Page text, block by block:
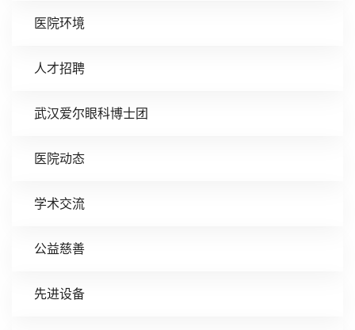
医院环境
人才招聘
武汉爱尔眼科博士团
医院动态
学术交流
公益慈善
先进设备